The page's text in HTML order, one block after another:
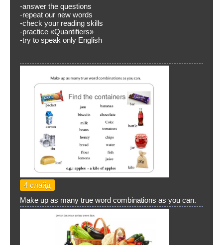
-answer the questions
-repeat our new words
-check your reading skills
-practice «Quantifiers»
-try to speak only English
4 слайд
Make up as many true word combinations as you can.